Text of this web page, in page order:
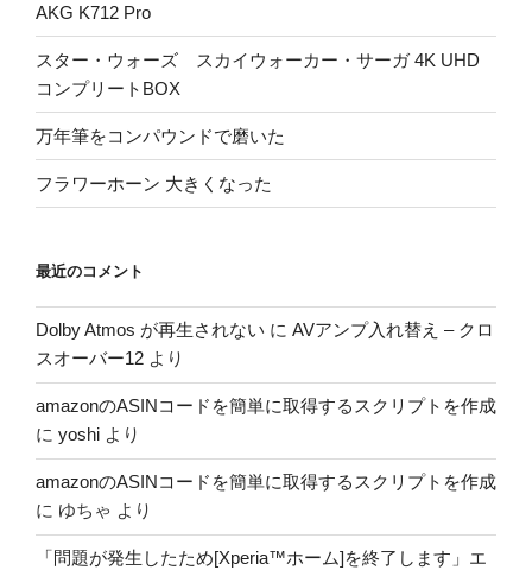
AKG K712 Pro
スター・ウォーズ スカイウォーカー・サーガ 4K UHD
コンプリートBOX
万年筆をコンパウンドで磨いた
フラワーホーン 大きくなった
最近のコメント
Dolby Atmos が再生されない に AVアンプ入れ替え – クロ
スオーバー12 より
amazonのASINコードを簡単に取得するスクリプトを作成
に yoshi より
amazonのASINコードを簡単に取得するスクリプトを作成
に ゆちゃ より
「問題が発生したため[Xperia™ホーム]を終了します」エ